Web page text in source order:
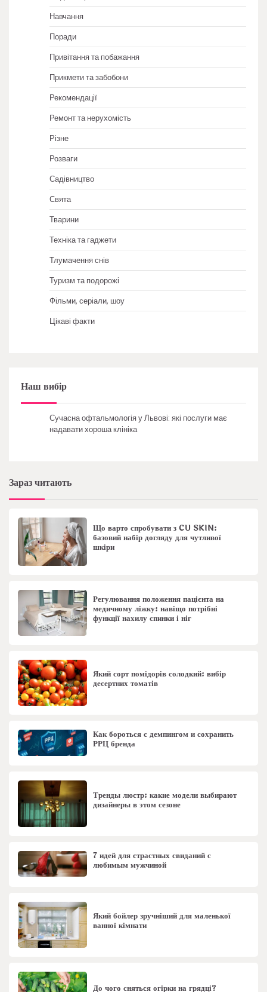
Навчання
Поради
Привітання та побажання
Прикмети та забобони
Рекомендації
Ремонт та нерухомість
Різне
Розваги
Садівництво
Свята
Тварини
Техніка та гаджети
Тлумачення снів
Туризм та подорожі
Фільми, серіали, шоу
Цікаві факти
Наш вибір
Сучасна офтальмологія у Львові: які послуги має
надавати хороша клініка
Зараз читають
Що варто спробувати з CU SKIN:
базовий набір догляду для чутливої
шкіри
Регулювання положення пацієнта на
медичному ліжку: навіщо потрібні
функції нахилу спинки і ніг
Який сорт помідорів солодкий: вибір
десертних томатів
Как бороться с демпингом и сохранить
РРЦ бренда
Тренды люстр: какие модели выбирают
дизайнеры в этом сезоне
7 идей для страстных свиданий с
любимым мужчиной
Який бойлер зручніший для маленької
ванної кімнати
До чого сняться огірки на грядці?